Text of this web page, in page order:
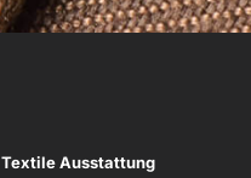
Textile Ausstattung